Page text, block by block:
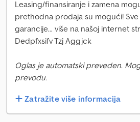
Leasing/finansiranje i zamena
prethodna prodaja su mogući!
garancije... više na našoj internet
Dedpfxsifv Tzj Aggjck
Oglas je automatski preveden.
prevodu.
Zatražite više informacija